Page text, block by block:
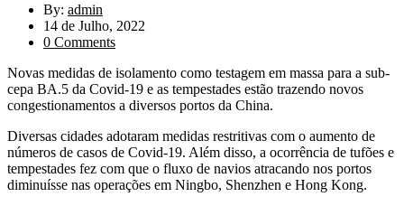
By: admin
14 de Julho, 2022
0 Comments
Novas medidas de isolamento como testagem em massa para a sub-
cepa BA.5 da Covid-19 e as tempestades estão trazendo novos
congestionamentos a diversos portos da China.
Diversas cidades adotaram medidas restritivas com o aumento de
números de casos de Covid-19. Além disso, a ocorrência de tufões e
tempestades fez com que o fluxo de navios atracando nos portos
diminuísse nas operações em Ningbo, Shenzhen e Hong Kong.